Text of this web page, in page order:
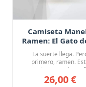
Camiseta
Ramen: El Gato
Suerte Tiene
La suerte llega.
primero, ramen.
camiseta negra de
V pres...
26,00 €